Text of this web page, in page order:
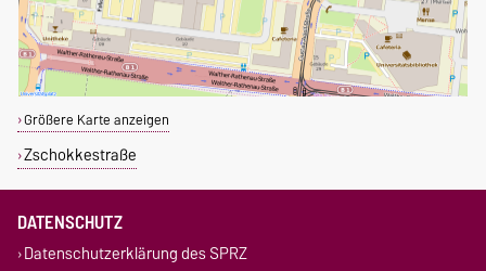
Größere Karte anzeigen
Zschokkestraße
DATENSCHUTZ
Datenschutzerklärung des SPRZ